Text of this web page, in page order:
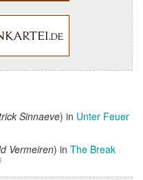
Sinnaeve) in Unter Feuer
Vermeiren) in The Break